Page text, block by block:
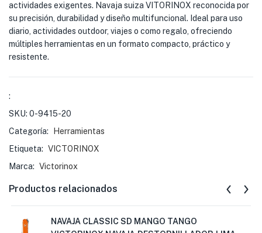
actividades exigentes. Navaja suiza VITORINOX reconocida por
su precisión, durabilidad y diseño multifuncional. Ideal para uso
diario, actividades outdoor, viajes o como regalo, ofreciendo
múltiples herramientas en un formato compacto, práctico y
resistente.
:
SKU: 0-9415-20
Categoría:
Herramientas
Etiqueta: VICTORINOX
Marca: Victorinox
Productos relacionados
NAVAJA CLASSIC SD MANGO TANGO